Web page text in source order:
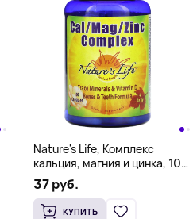
Nature's Life, Комплекс
кальция, магния и цинка, 100
капсул
37 руб.
КУПИТЬ